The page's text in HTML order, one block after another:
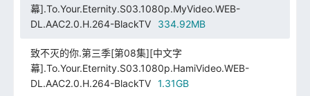
幕].To.Your.Eternity.S03.1080p.MyVideo.WEB-
DL.AAC2.0.H.264-BlackTV
334.92MB
致不灭的你.第三季[第08集][中文字
幕].To.Your.Eternity.S03.1080p.HamiVideo.WEB-
DL.AAC2.0.H.264-BlackTV
1.31GB